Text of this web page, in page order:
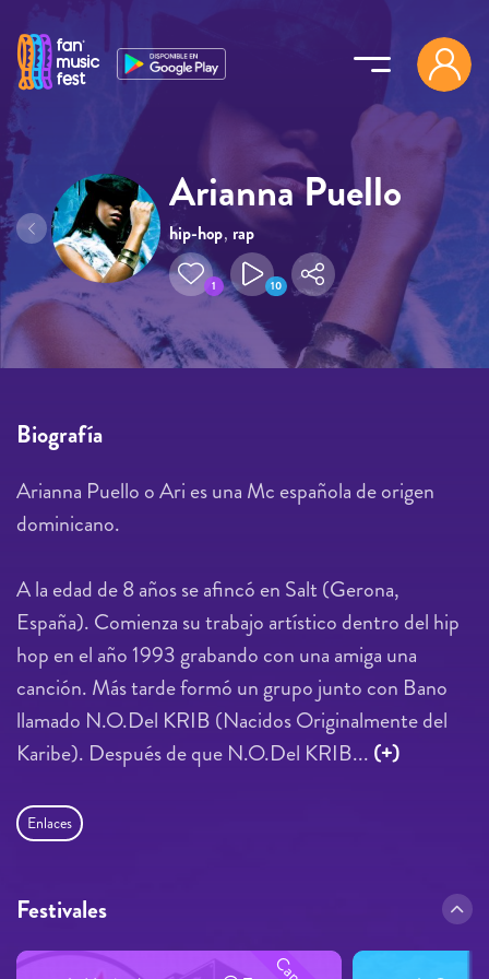
Arianna Puello
hip-hop, rap
1 10
Biografía
Arianna Puello o Ari es una Mc española de origen
dominicano.
A la edad de 8 años se afincó en Salt (Gerona,
España). Comienza su trabajo artístico dentro del hip
hop en el año 1993 grabando con una amiga una
canción. Más tarde formó un grupo junto con Bano
llamado N.O.Del KRIB (Nacidos Originalmente del
Karibe). Después de que N.O.Del KRIB... (+)
Enlaces
Festivales